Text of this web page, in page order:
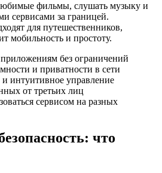
фильмы, слушать музыку и
сервисами за границей.
для путешественников,
мобильность и простоту.
без ограничений
и приватности в сети
и интуитивное управление
от третьих лиц
сервисом на разных
что